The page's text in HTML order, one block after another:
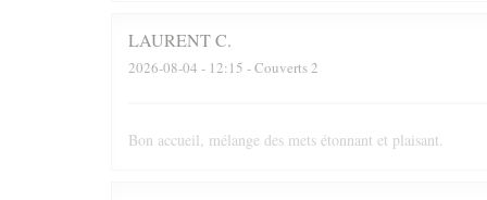
LAURENTC
2026-08-04 - 12:15 - Couverts 2
Bon accueil, mélange des mets étonnant et plaisant.